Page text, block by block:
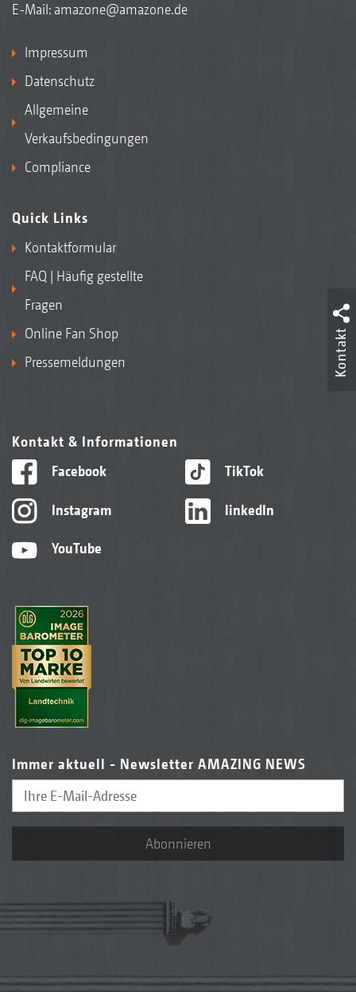
E-Mail: amazone@amazone.de
Impressum
Datenschutz
Allgemeine
Verkaufsbedingungen
Compliance
Quick Links
Kontaktformular
FAQ | Häufig gestellte
Fragen
Online Fan Shop
Pressemeldungen
Kontakt & Informationen
Facebook
Instagram
YouTube
TikTok
linkedIn
Immer aktuell - Newsletter AMAZING NEWS
Abonnieren
Kontakt